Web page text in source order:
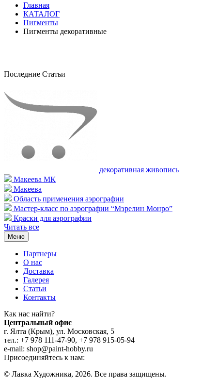
Главная
КАТАЛОГ
Пигменты
Пигменты декоративные
Последние Статьи
декоративная живопись
Макеева МК
Макеева
Область применения аэрографии
Мастер-класс по аэрографии “Мэрелин Монро”
Краски для аэрографии
Читать все
Меню
Партнеры
О нас
Доставка
Галерея
Статьи
Контакты
Как наc найти?
Центральный офис
г. Ялта (Крым), ул. Московская, 5
тел.: +7 978 111-47-90, +7 978 915-05-94
e-mail: shop@paint-hobby.ru
Присоединяйтесь к нам:
© Лавка Художника, 2026. Все права защищены.